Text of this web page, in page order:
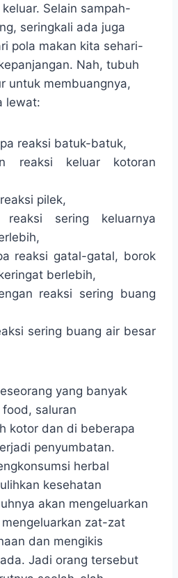
Selain sampah-
seringkali ada juga
pola makan kita sehari-
Nah, tubuh
untuk membuangnya,
lewat:
reaksi batuk-batuk,
reaksi keluar kotoran
pilek,
sering keluarnya
reaksi gatal-gatal, borok
berlebih,
reaksi sering buang
sering buang air besar
yang banyak
saluran
kotor dan di beberapa
penyumbatan.
herbal
kesehatan
akan mengeluarkan
zat-zat
dan mengikis
Jadi orang tersebut